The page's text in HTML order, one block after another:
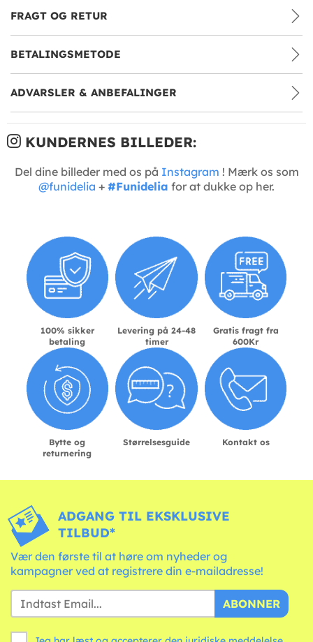
FRAGT OG RETUR
BETALINGSMETODE
ADVARSLER & ANBEFALINGER
KUNDERNES BILLEDER:
Del dine billeder med os på Instagram ! Mærk os som
@funidelia + #Funidelia for at dukke op her.
100% sikker
betaling
Levering på 24-48
timer
Gratis fragt fra
600Kr
Bytte og
returnering
Størrelsesguide Kontakt os
ADGANG TIL EKSKLUSIVE
TILBUD*
Vær den første til at høre om nyheder og
kampagner ved at registrere din e-mailadresse!
ABONNER